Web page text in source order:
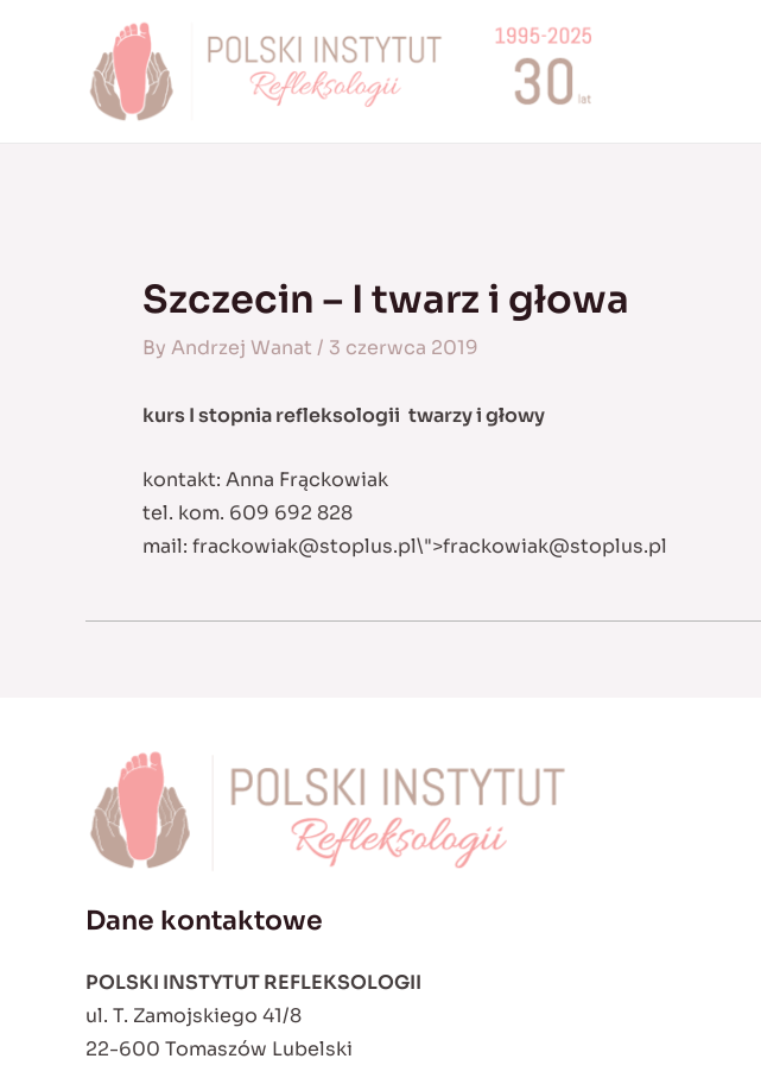
Szczecin – I twarz i głowa
By Andrzej Wanat / 3 czerwca 2019
kurs I stopnia refleksologii twarzy i głowy
kontakt: Anna Frąckowiak
tel. kom. 609 692 828
mail: frackowiak@stoplus.pl\">frackowiak@stoplus.pl
Dane kontaktowe
POLSKI INSTYTUT REFLEKSOLOGII
ul. T. Zamojskiego 41/8
22-600 Tomaszów Lubelski